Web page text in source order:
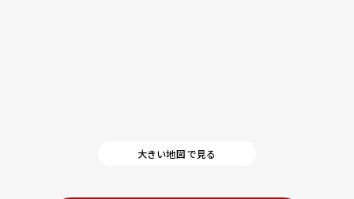
大きい地図で見る